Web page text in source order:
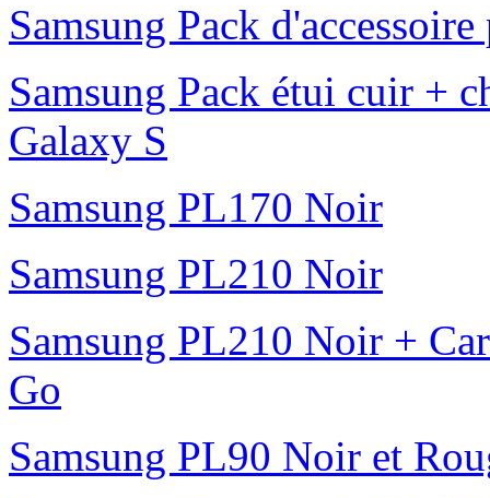
Samsung Pack
Samsung Pack étui cuir +
Galaxy S
Samsung PL170 Noir
Samsung PL210 Noir
Samsung PL210 Noir +
Go
Samsung PL90 Noir et